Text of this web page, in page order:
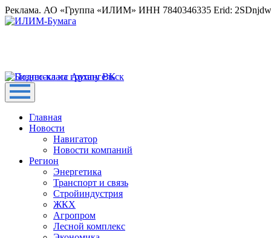
Реклама. АО «Группа «ИЛИМ» ИНН 7840346335 Erid:
Главная
Новости
Навигатор
Новости компаний
Регион
Энергетика
Транспорт и связь
Стройиндустрия
ЖКХ
Агропром
Лесной комплекс